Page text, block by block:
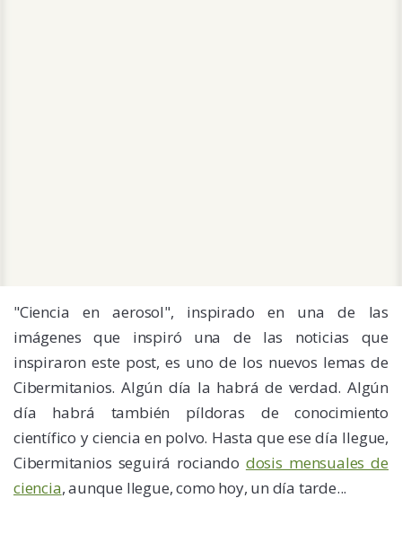
"Ciencia en aerosol", inspirado en una de las
imágenes que inspiró una de las noticias que
inspiraron este post, es uno de los nuevos lemas de
Cibermitanios. Algún día la habrá de verdad. Algún
día habrá también píldoras de conocimiento
científico y ciencia en polvo. Hasta que ese día llegue,
Cibermitanios seguirá rociando dosis mensuales de
ciencia, aunque llegue, como hoy, un día tarde...